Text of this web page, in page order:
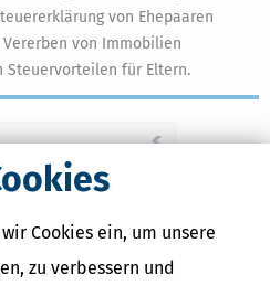
Cookies ein, um unsere
zu verbessern und
von Ehepaaren
von Immobilien
Steuervorteilen für Eltern.
Ergebnisse.